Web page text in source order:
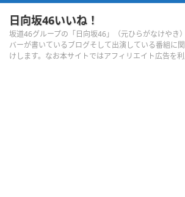
日向坂46いいね！
坂道46グループの「日向坂46」（元ひらがなけやき
バーが書いているブログそして出演している番組に
けします。なお本サイトではアフィリエイト広告を利